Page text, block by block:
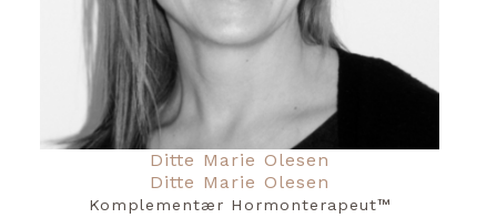
Ditte Marie Olesen
Ditte Marie Olesen
Komplementær Hormonterapeut™️